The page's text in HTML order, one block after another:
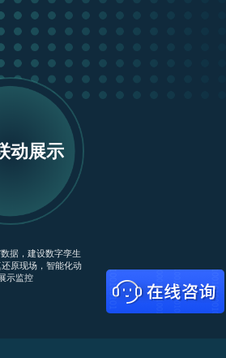
动展示
据，建设数字孪生
原现场，智能化动
示监控